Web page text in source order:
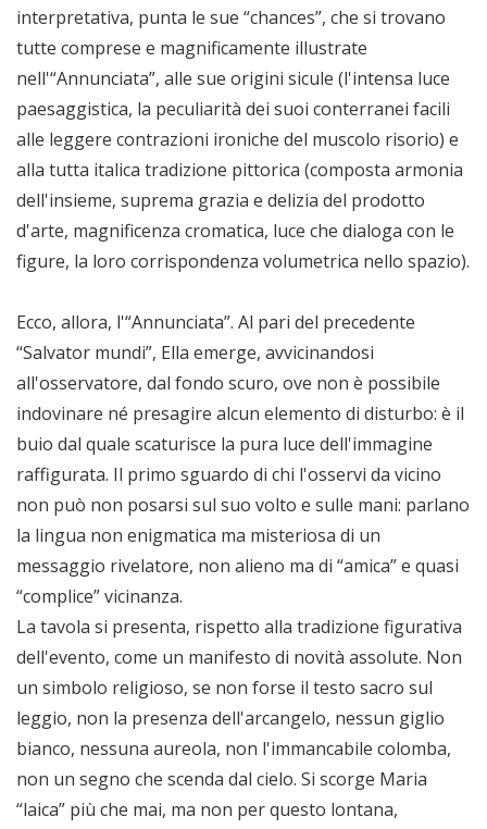
interpretativa, punta le sue “chances”, che si trovano
tutte comprese e magnificamente illustrate
nell'“Annunciata”, alle sue origini sicule (l'intensa luce
paesaggistica, la peculiarità dei suoi conterranei facili
alle leggere contrazioni ironiche del muscolo risorio) e
alla tutta italica tradizione pittorica (composta armonia
dell'insieme, suprema grazia e delizia del prodotto
d'arte, magnificenza cromatica, luce che dialoga con le
figure, la loro corrispondenza volumetrica nello spazio).
Ecco, allora, l'“Annunciata”. Al pari del precedente
“Salvator mundi”, Ella emerge, avvicinandosi
all'osservatore, dal fondo scuro, ove non è possibile
indovinare né presagire alcun elemento di disturbo: è il
buio dal quale scaturisce la pura luce dell'immagine
raffigurata. Il primo sguardo di chi l'osservi da vicino
non può non posarsi sul suo volto e sulle mani: parlano
la lingua non enigmatica ma misteriosa di un
messaggio rivelatore, non alieno ma di “amica” e quasi
“complice” vicinanza.
La tavola si presenta, rispetto alla tradizione figurativa
dell'evento, come un manifesto di novità assolute. Non
un simbolo religioso, se non forse il testo sacro sul
leggio, non la presenza dell'arcangelo, nessun giglio
bianco, nessuna aureola, non l'immancabile colomba,
non un segno che scenda dal cielo. Si scorge Maria
“laica” più che mai, ma non per questo lontana,